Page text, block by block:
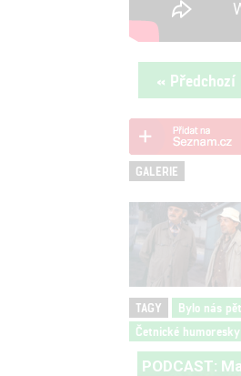
« Předchozí
GALERIE
TAGY Bylo nás pět
Četnické humoresky
PODCAST: